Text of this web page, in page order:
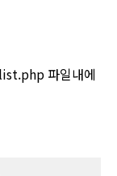
파일내에